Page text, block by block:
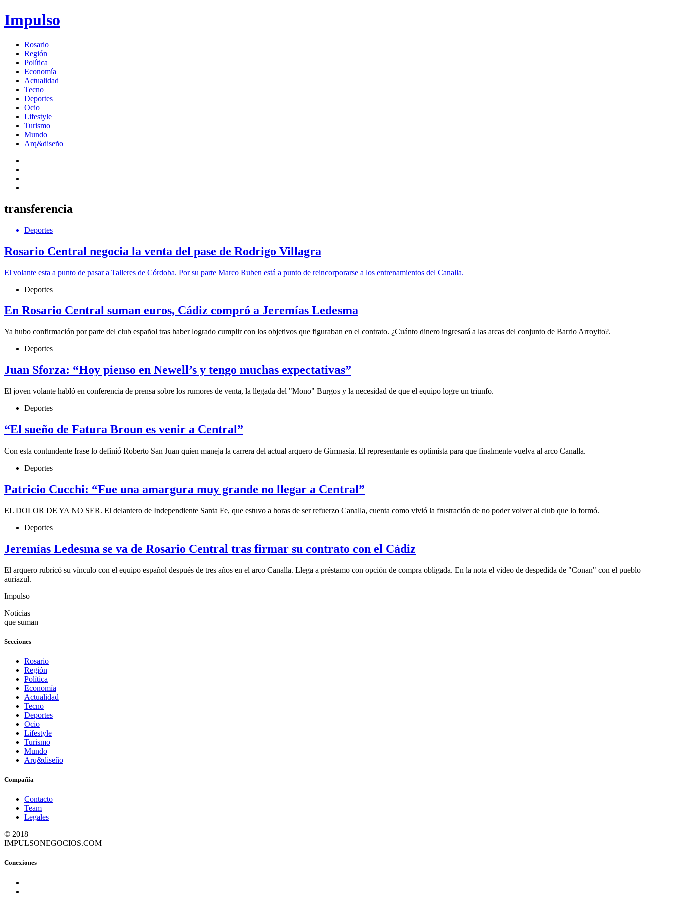
Impulso
Rosario
Región
Política
Economía
Actualidad
Tecno
Deportes
Ocio
Lifestyle
Turismo
Mundo
Arq&diseño
transferencia
Deportes
Rosario Central negocia la venta del pase de Rodrigo Villagra
El volante esta a punto de pasar a Talleres de Córdoba. Por su parte Marco Ruben está a punto de reincorporarse a los entrenamientos del Canalla.
Deportes
En Rosario Central suman euros, Cádiz compró a Jeremías Ledesma
Ya hubo confirmación por parte del club español tras haber logrado cumplir con los objetivos que figuraban en el contrato. ¿Cuánto dinero ingresará a las arcas del conjunto de Barrio Arroyito?.
Deportes
Juan Sforza: “Hoy pienso en Newell’s y tengo muchas expectativas”
El joven volante habló en conferencia de prensa sobre los rumores de venta, la llegada del "Mono" Burgos y la necesidad de que el equipo logre un triunfo.
Deportes
“El sueño de Fatura Broun es venir a Central”
Con esta contundente frase lo definió Roberto San Juan quien maneja la carrera del actual arquero de Gimnasia. El representante es optimista para que finalmente vuelva al arco Canalla.
Deportes
Patricio Cucchi: “Fue una amargura muy grande no llegar a Central”
EL DOLOR DE YA NO SER. El delantero de Independiente Santa Fe, que estuvo a horas de ser refuerzo Canalla, cuenta como vivió la frustración de no poder volver al club que lo formó.
Deportes
Jeremías Ledesma se va de Rosario Central tras firmar su contrato con el Cádiz
El arquero rubricó su vínculo con el equipo español después de tres años en el arco Canalla. Llega a préstamo con opción de compra obligada. En la nota el video de despedida de "Conan" con el pueblo
auriazul.
Impulso
Noticias
que suman
Secciones
Rosario
Región
Política
Economía
Actualidad
Tecno
Deportes
Ocio
Lifestyle
Turismo
Mundo
Arq&diseño
Compañía
Contacto
Team
Legales
© 2018
IMPULSONEGOCIOS.COM
Conexiones